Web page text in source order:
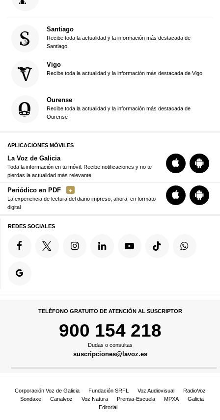
Santiago
Recibe toda la actualidad y la información más destacada de
Santiago
Vigo
Recibe toda la actualidad y la información más destacada de Vigo
Ourense
Recibe toda la actualidad y la información más destacada de
Ourense
APLICACIONES MÓVILES
La Voz de Galicia
Toda la información en tu móvil. Recibe notificaciones y no te
pierdas la actualidad más relevante
Periódico en PDF
La experiencia de lectura del diario impreso, ahora, en formato
digital
REDES SOCIALES
TELÉFONO GRATUITO DE ATENCIÓN AL SUSCRIPTOR
900 154 218
Dudas o consultas
suscripciones@lavoz.es
Corporación Voz de Galicia Fundación SRFL Voz Audiovisual
RadioVoz
Sondaxe
Canalvoz Voz Natura Prensa-Escuela MPXA
Galicia
Editorial